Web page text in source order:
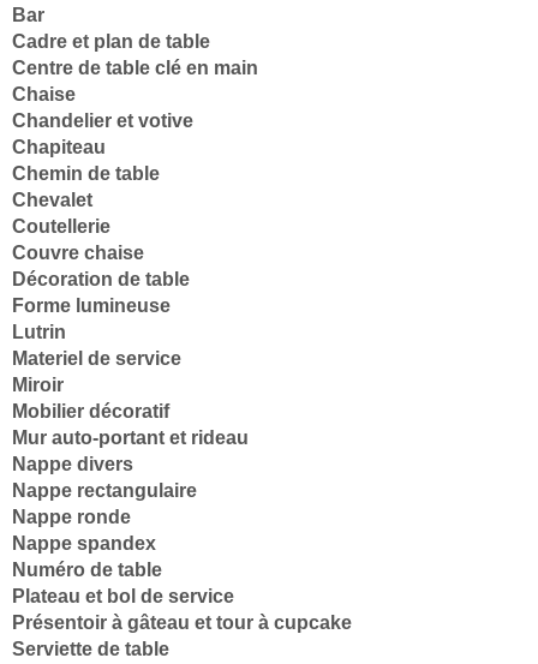
Bar
Cadre et plan de table
Centre de table clé en main
Chaise
Chandelier et votive
Chapiteau
Chemin de table
Chevalet
Coutellerie
Couvre chaise
Décoration de table
Forme lumineuse
Lutrin
Materiel de service
Miroir
Mobilier décoratif
Mur auto-portant et rideau
Nappe divers
Nappe rectangulaire
Nappe ronde
Nappe spandex
Numéro de table
Plateau et bol de service
Présentoir à gâteau et tour à cupcake
Serviette de table